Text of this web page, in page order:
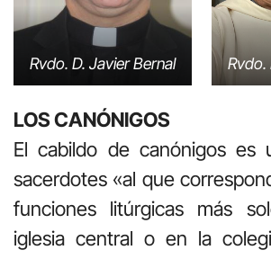
Rvdo. D. Javier Bernal Rvdo.
LOS CANÓNIGOS
El cabildo de canónigos es
sacerdotes «al que
funciones litúrgicas más
iglesia central o en la